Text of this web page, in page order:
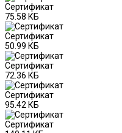
Сертификат
75.58 КБ
Сертификат
50.99 КБ
Сертификат
72.36 КБ
Сертификат
95.42 КБ
Сертификат